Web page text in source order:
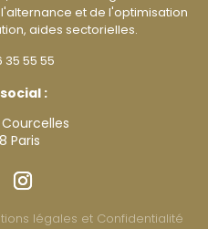
et de l'optimisation
aides sectorielles.
35 55 55
:
Paris
légales et Confidentialité